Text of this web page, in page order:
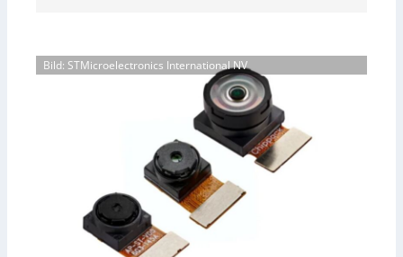
Bild: STMicroelectronics International NV